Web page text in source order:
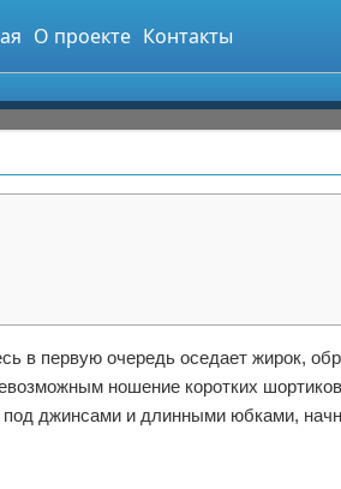
О проекте Контакты
в первую очередь оседает жирок,
ношение коротких
джинсами и длинными юбками,